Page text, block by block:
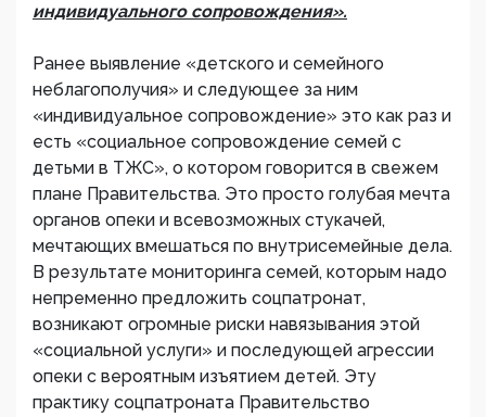
индивидуального сопровождения».
Ранее выявление «детского и семейного
неблагополучия» и следующее за ним
«индивидуальное сопровождение» это как раз и
есть «социальное сопровождение семей с
детьми в ТЖС», о котором говорится в свежем
плане Правительства. Это просто голубая мечта
органов опеки и всевозможных стукачей,
мечтающих вмешаться по внутрисемейные дела.
В результате мониторинга семей, которым надо
непременно предложить соцпатронат,
возникают огромные риски навязывания этой
«социальной услуги» и последующей агрессии
опеки с вероятным изъятием детей. Эту
практику соцпатроната Правительство